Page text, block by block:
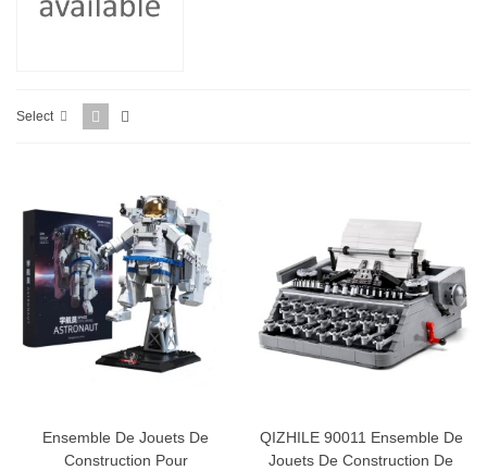
Select
Ensemble De Jouets De
Construction Pour
QIZHILE 90011 Ensemble De
Jouets De Construction De